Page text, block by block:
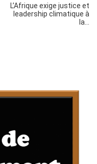
L’Afrique exige justice et
leadership climatique à
la…